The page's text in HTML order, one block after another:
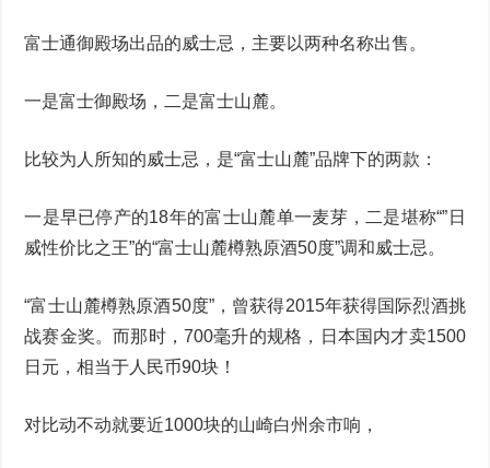
富士通御殿场出品的威士忌，主要以两种名称出售。
一是富士御殿场，二是富士山麓。
比较为人所知的威士忌，是“富士山麓”品牌下的两款：
一是早已停产的18年的富士山麓单一麦芽，二是堪称“”日
威性价比之王”的“富士山麓樽熟原酒50度”调和威士忌。
“富士山麓樽熟原酒50度”，曾获得2015年获得国际烈酒挑
战赛金奖。而那时，700毫升的规格，日本国内才卖1500
日元，相当于人民币90块！
对比动不动就要近1000块的山崎白州余市响，